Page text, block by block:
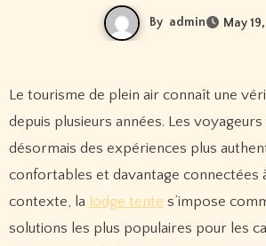
By admin May
Le tourisme de plein air connaît une véritable évolution
depuis plusieurs années. Les
désormais des expériences plus
confortables et davantage connectées
contexte, la lodge tente s’impose
solutions les plus populaires pour les